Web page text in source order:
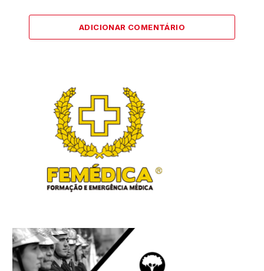
ADICIONAR COMENTÁRIO